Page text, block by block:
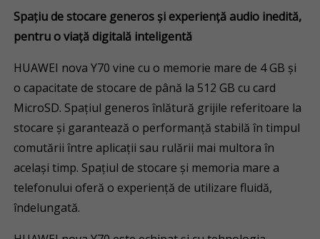
Spațiu de stocare generos și experiență audio inedită,
pentru o viață digitală inteligentă
HUAWEI nova Y70 vine cu o memorie mare de 4 GB și
o capacitate de stocare de până la 512 GB cu card
MicroSD. Spațiul generos înlătură grijile referitoare la
stocare și garantează o performanță stabilă în timpul
comutării între aplicații sau rulării mai multora în
același timp. Spațiul de stocare și memoria mare a
telefonului oferă o experiență de utilizare fluidă,
îndelungată.